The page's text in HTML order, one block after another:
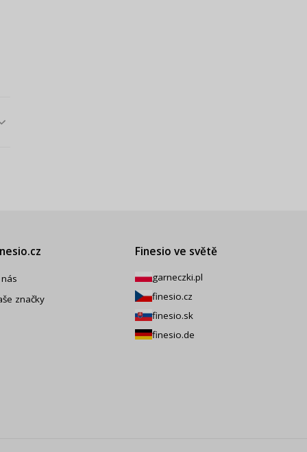
značky
Finesio ve světě
garneczki.pl
finesio.cz
finesio.sk
finesio.de